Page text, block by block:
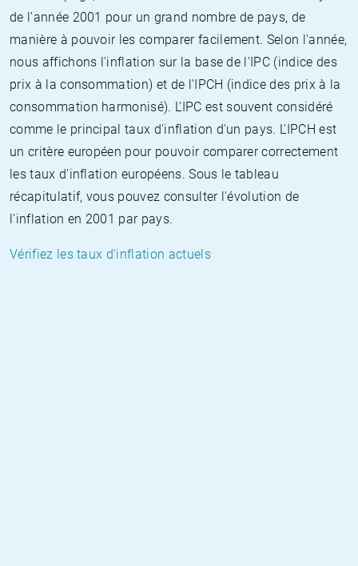
de l'année 2001 pour un grand nombre de pays, de
manière à pouvoir les comparer facilement. Selon l'année,
nous affichons l'inflation sur la base de l'IPC (indice des
prix à la consommation) et de l'IPCH (indice des prix à la
consommation harmonisé). L'IPC est souvent considéré
comme le principal taux d'inflation d'un pays. L'IPCH est
un critère européen pour pouvoir comparer correctement
les taux d'inflation européens. Sous le tableau
récapitulatif, vous pouvez consulter l'évolution de
l'inflation en 2001 par pays.
Vérifiez les taux d'inflation actuels